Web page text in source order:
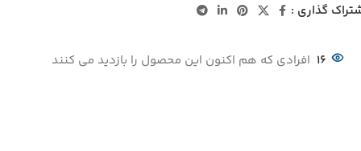
گذاری :
16 افرادی که هم اکنون این محصول را بازدید می کنند